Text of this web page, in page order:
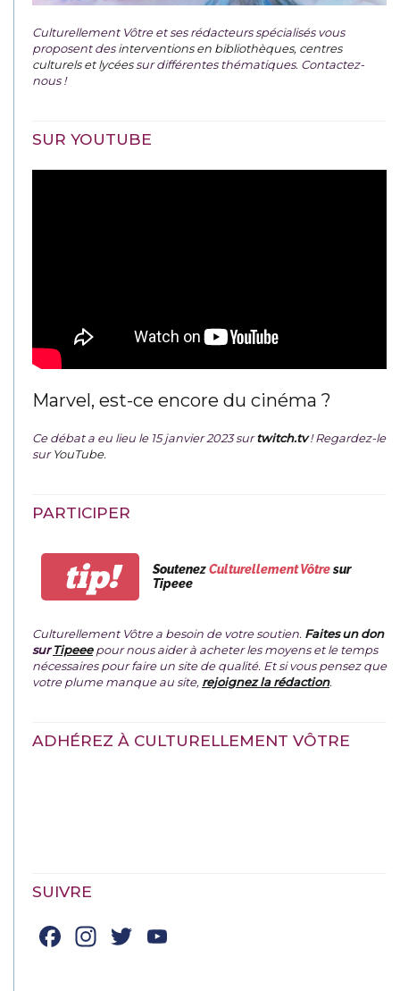
Culturellement Vôtre et ses rédacteurs spécialisés vous
proposent desinterventions en bibliothèques, centres
culturels et lycéessur différentes thématiques. Contactez-
nous !
SUR YOUTUBE
Marvel, est-ce encore du cinéma ?
Ce débat a eu lieu le 15 janvier 2023 surtwitch.tv ! Regardez-le
surYouTube.
PARTICIPER
tip! SoutenezCulturellement Vôtresur
Tipeee
Culturellement Vôtre a besoin de votre soutien. Faites un don
surTipeeepour nous aider à acheter les moyens et le temps
nécessaires pour faire un site de qualité. Et si vous pensez que
votre plume manque au site, rejoignez la rédaction.
ADHÉREZ À CULTURELLEMENT VÔTRE
SUIVRE
Facebook
Instagram
Twitter